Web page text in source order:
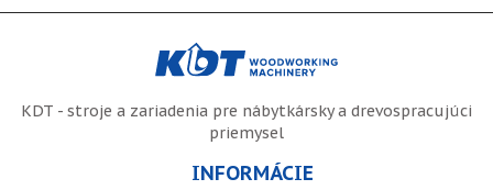
KDT - stroje a zariadenia pre nábytkársky a drevospracujúci
priemysel
INFORMÁCIE